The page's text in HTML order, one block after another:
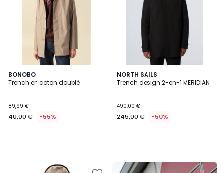
BONOBO
Trench en coton doublé
89,99 €
40,00 € -55%
NORTH SAILS
Trench design 2-en-1 MERIDIAN
490,00 €
245,00 € -50%
Nouveau